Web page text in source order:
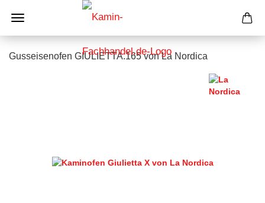
Gusseisenofen GIULIETTA.165 von La Nordica